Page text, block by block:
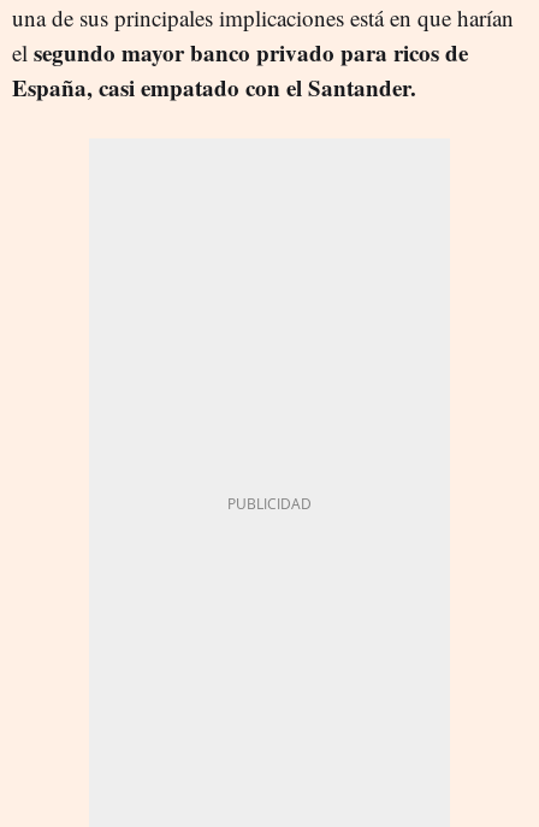
una de sus principales implicaciones está en que harían
el segundo mayor banco privado para ricos de
España, casi empatado con el Santander.